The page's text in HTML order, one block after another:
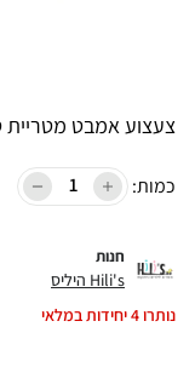
צעצוע אמבט מטריית
כמות:
חנות
Hili's היליס
נותרו4יחידות במלאי